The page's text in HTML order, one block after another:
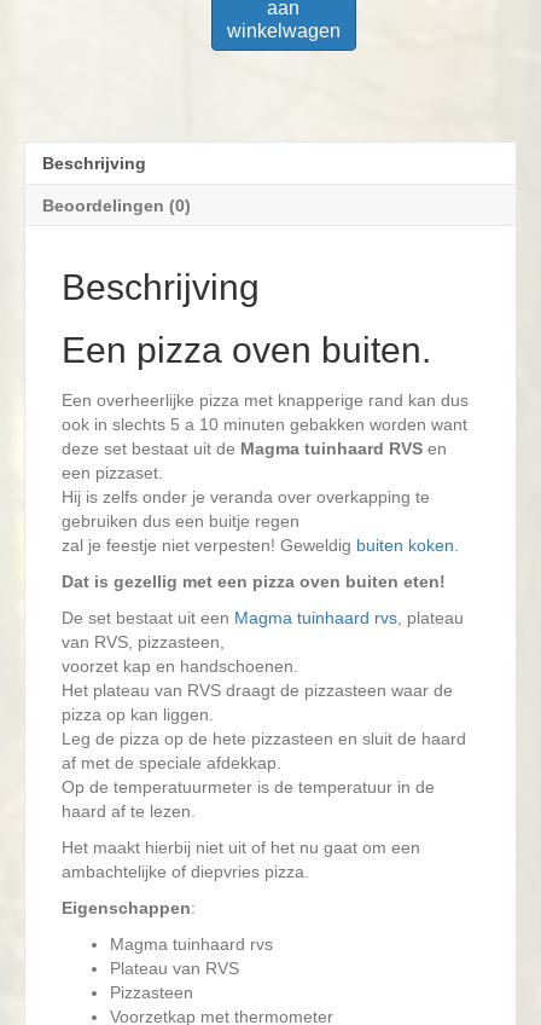
aan
winkelwagen
Beschrijving
Beoordelingen (0)
Beschrijving
Een pizza oven buiten.
Een overheerlijke pizza met knapperige rand kan dus
ook in slechts 5 a 10 minuten gebakken worden want
deze set bestaat uit de Magma tuinhaard RVS en
een pizzaset.
Hij is zelfs onder je veranda over overkapping te
gebruiken dus een buitje regen
zal je feestje niet verpesten! Geweldig buiten koken.
Dat is gezellig met een pizza oven buiten eten!
De set bestaat uit een Magma tuinhaard rvs, plateau
van RVS, pizzasteen,
voorzet kap en handschoenen.
Het plateau van RVS draagt de pizzasteen waar de
pizza op kan liggen.
Leg de pizza op de hete pizzasteen en sluit de haard
af met de speciale afdekkap.
Op de temperatuurmeter is de temperatuur in de
haard af te lezen.
Het maakt hierbij niet uit of het nu gaat om een
ambachtelijke of diepvries pizza.
Eigenschappen:
Magma tuinhaard rvs
Plateau van RVS
Pizzasteen
Voorzetkap met thermometer